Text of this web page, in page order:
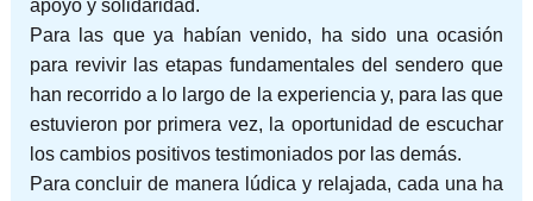
apoyo y solidaridad.
Para las que ya habían venido, ha sido una ocasión
para revivir las etapas fundamentales del sendero que
han recorrido a lo largo de la experiencia y, para las que
estuvieron por primera vez, la oportunidad de escuchar
los cambios positivos testimoniados por las demás.
Para concluir de manera lúdica y relajada, cada una ha